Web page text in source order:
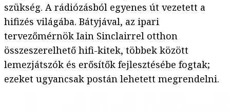
szükség. A rádiózásból egyenes út vezetett a
hifizés világába. Bátyjával, az ipari
tervezőmérnök Iain Sinclairrel otthon
összeszerelhető hifi-kitek, többek között
lemezjátszók és erősítők fejlesztésébe fogtak;
ezeket ugyancsak postán lehetett megrendelni.